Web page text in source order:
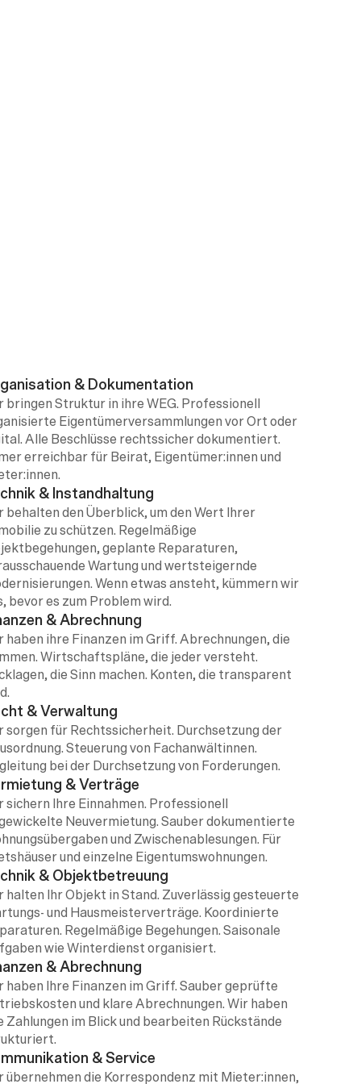
& Dokumentation
bringen Struktur in ihre WEG. Professionell
Eigentümerversammlungen vor Ort oder
Alle Beschlüsse rechtssicher dokumentiert.
erreichbar für Beirat, Eigentümer:innen und
& Instandhaltung
behalten den Überblick, um den Wert Ihrer
zu schützen. Regelmäßige
geplante Reparaturen,
Wartung und wertsteigernde
Wenn etwas ansteht, kümmern wir
bevor es zum Problem wird.
& Abrechnung
haben ihre Finanzen im Griff. Abrechnungen, die
Wirtschaftspläne, die jeder versteht.
die Sinn machen. Konten, die transparent
& Verwaltung
sorgen für Rechtssicherheit. Durchsetzung der
Steuerung von Fachanwältinnen.
bei der Durchsetzung von Forderungen.
& Verträge
sichern Ihre Einnahmen. Professionell
Neuvermietung. Sauber dokumentierte
und Zwischenablesungen. Für
und einzelne Eigentumswohnungen.
& Objektbetreuung
halten Ihr Objekt in Stand. Zuverlässig gesteuerte
und Hausmeisterverträge. Koordinierte
Regelmäßige Begehungen. Saisonale
wie Winterdienst organisiert.
& Abrechnung
haben Ihre Finanzen im Griff. Sauber geprüfte
und klare Abrechnungen. Wir haben
Zahlungen im Blick und bearbeiten Rückstände
& Service
übernehmen die Korrespondenz mit Mieter:innen,